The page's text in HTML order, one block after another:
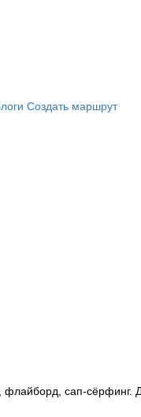
Создать маршрут
флайборд, сап-